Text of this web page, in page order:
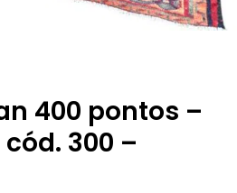
400 pontos –
cód. 300 –